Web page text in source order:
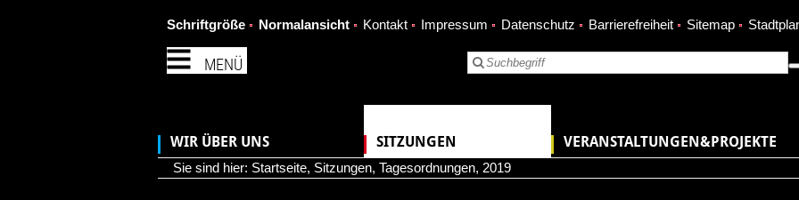
MENÜ
Schriftgröße Normalansicht Kontakt Impressum Datenschutz Barrierefreiheit Sitemap
WIR ÜBER UNS SITZUNGEN VERANSTALTUNGEN&PROJEKTE
Sie sind hier: Startseite, Sitzungen, Tagesordnungen, 2019